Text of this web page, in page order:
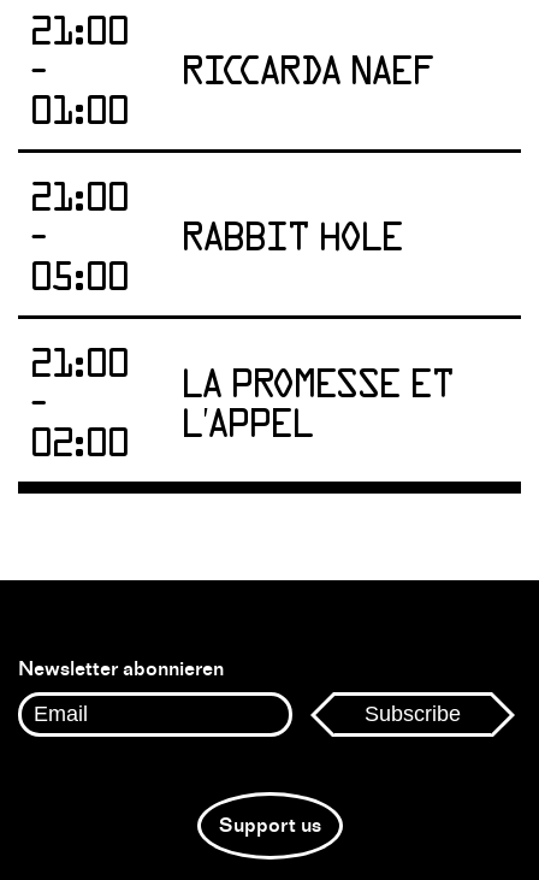
21:00
-
01:00
RICCARDA NAEF
21:00
-
05:00
RABBIT HOLE
21:00
-
02:00
LA PROMESSE ET
L'APPEL
Newsletter abonnieren
Support us